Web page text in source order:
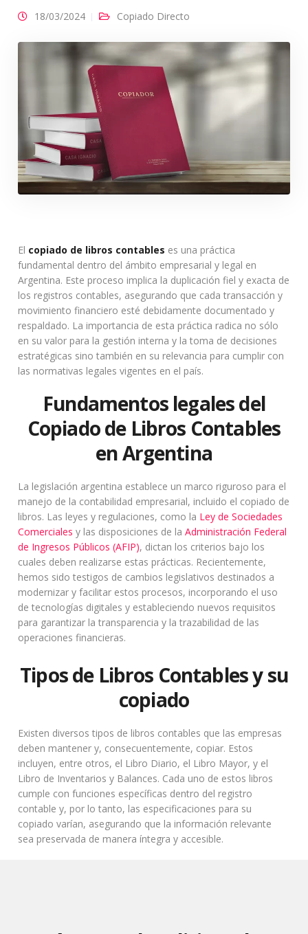
18/03/2024 Copiado Directo
El copiado de libros contables es una práctica
fundamental dentro del ámbito empresarial y legal en
Argentina. Este proceso implica la duplicación fiel y exacta de
los registros contables, asegurando que cada transacción y
movimiento financiero esté debidamente documentado y
respaldado. La importancia de esta práctica radica no sólo
en su valor para la gestión interna y la toma de decisiones
estratégicas sino también en su relevancia para cumplir con
las normativas legales vigentes en el país.
Fundamentos legales del
Copiado de Libros Contables
en Argentina
La legislación argentina establece un marco riguroso para el
manejo de la contabilidad empresarial, incluido el copiado de
libros. Las leyes y regulaciones, como la Ley de Sociedades
Comerciales y las disposiciones de laAdministración Federal
de Ingresos Públicos (AFIP), dictan los criterios bajo los
cuales deben realizarse estas prácticas. Recientemente,
hemos sido testigos de cambios legislativos destinados a
modernizar y facilitar estos procesos, incorporando el uso
de tecnologías digitales y estableciendo nuevos requisitos
para garantizar la transparencia y la trazabilidad de las
operaciones financieras.
Tipos de Libros Contables y su
copiado
Existen diversos tipos de libros contables que las empresas
deben mantener y, consecuentemente, copiar. Estos
incluyen, entre otros, el Libro Diario, el Libro Mayor, y el
Libro de Inventarios y Balances. Cada uno de estos libros
cumple con funciones específicas dentro del registro
contable y, por lo tanto, las especificaciones para su
copiado varían, asegurando que la información relevante
sea preservada de manera íntegra y accesible.